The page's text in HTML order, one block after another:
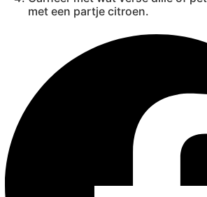
met een partje citroen.